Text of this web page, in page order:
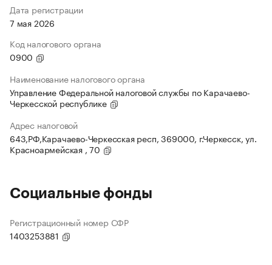
Дата регистрации
7 мая 2026
Код налогового органа
0900
Наименование налогового органа
Управление Федеральной налоговой службы по Карачаево-
Черкесской республике
Адрес налоговой
643,РФ,Карачаево-Черкесская респ, 369000, г.Черкесск, ул.
Красноармейская , 70
Социальные фонды
Регистрационный номер СФР
1403253881